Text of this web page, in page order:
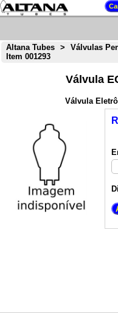
Altana Tubes > Válvulas
Item 001293
Válvula
Válvula